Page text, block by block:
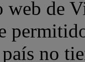
de
no